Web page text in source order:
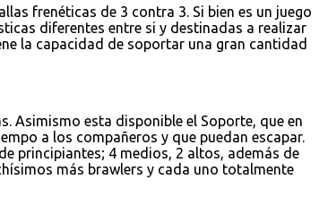
frenéticas de 3 contra 3. Si bien es un juego
diferentes entre si y destinadas a realizar
la capacidad de soportar una gran cantidad
Asimismo esta disponible el Soporte, que en
a los compañeros y que puedan escapar.
principiantes; 4 medios, 2 altos, además de
más brawlers y cada uno totalmente